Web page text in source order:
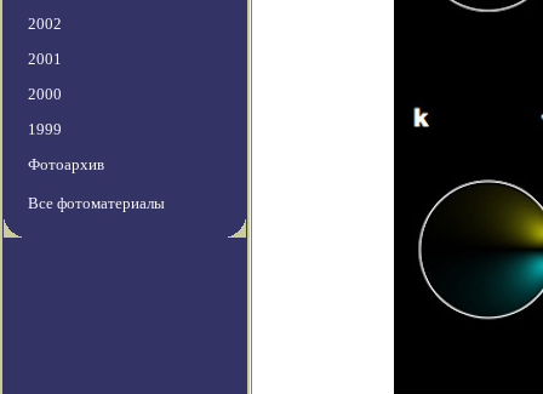
2002
2001
2000
1999
Фотоархив
Все фотоматериалы